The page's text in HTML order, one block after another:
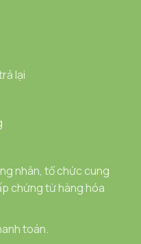
lại
nhân, tổ chức cung
chứng từ hàng hóa
toán.